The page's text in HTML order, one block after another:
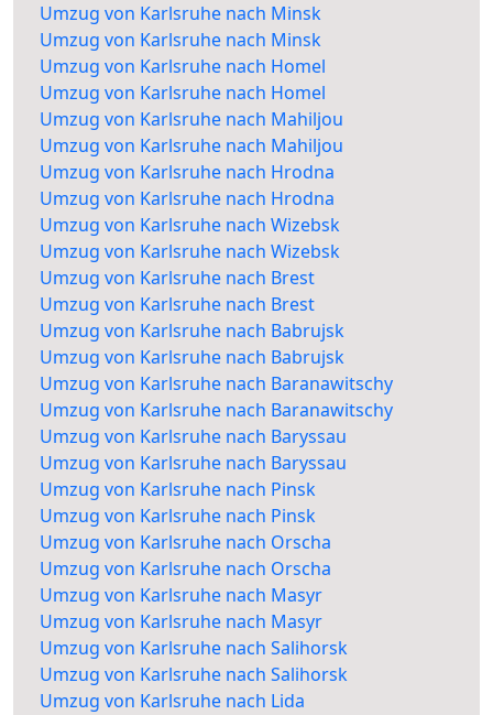
Umzug von Karlsruhe nach Minsk
Umzug von Karlsruhe nach Minsk
Umzug von Karlsruhe nach Homel
Umzug von Karlsruhe nach Homel
Umzug von Karlsruhe nach Mahiljou
Umzug von Karlsruhe nach Mahiljou
Umzug von Karlsruhe nach Hrodna
Umzug von Karlsruhe nach Hrodna
Umzug von Karlsruhe nach Wizebsk
Umzug von Karlsruhe nach Wizebsk
Umzug von Karlsruhe nach Brest
Umzug von Karlsruhe nach Brest
Umzug von Karlsruhe nach Babrujsk
Umzug von Karlsruhe nach Babrujsk
Umzug von Karlsruhe nach Baranawitschy
Umzug von Karlsruhe nach Baranawitschy
Umzug von Karlsruhe nach Baryssau
Umzug von Karlsruhe nach Baryssau
Umzug von Karlsruhe nach Pinsk
Umzug von Karlsruhe nach Pinsk
Umzug von Karlsruhe nach Orscha
Umzug von Karlsruhe nach Orscha
Umzug von Karlsruhe nach Masyr
Umzug von Karlsruhe nach Masyr
Umzug von Karlsruhe nach Salihorsk
Umzug von Karlsruhe nach Salihorsk
Umzug von Karlsruhe nach Lida